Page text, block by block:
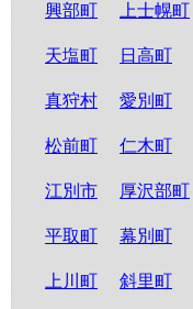
興部町 上士幌町
天塩町 日高町
真狩村 愛別町
松前町 仁木町
江別市 厚沢部町
平取町 幕別町
上川町 斜里町